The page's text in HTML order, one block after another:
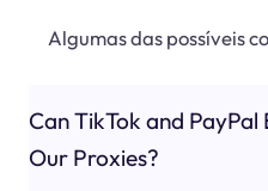
Algumas das possíveis
Can TikTok and PayPal
Our Proxies?